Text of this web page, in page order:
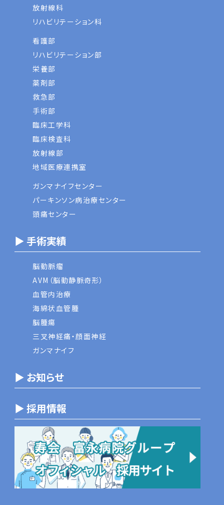
放射線科
リハビリテーション科
看護部
リハビリテーション部
栄養部
薬剤部
救急部
手術部
臨床工学科
臨床検査科
放射線部
地域医療連携室
ガンマナイフセンター
パーキンソン病治療センター
頭痛センター
▶ 手術実績
脳動脈瘤
AVM（脳動静脈奇形）
血管内治療
海綿状血管腫
脳腫瘍
三叉神経痛・顔面神経
ガンマナイフ
▶ お知らせ
▶ 採用情報